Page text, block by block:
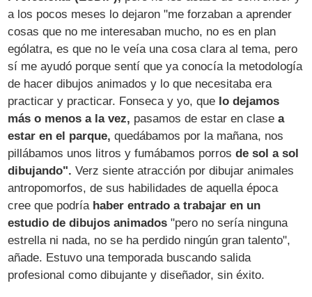
a los pocos meses lo dejaron "me forzaban a aprender
cosas que no me interesaban mucho, no es en plan
ególatra, es que no le veía una cosa clara al tema, pero
sí me ayudó porque sentí que ya conocía la metodología
de hacer dibujos animados y lo que necesitaba era
practicar y practicar. Fonseca y yo, que lo dejamos
más o menos a la vez, pasamos de estar en clasea
estar en el parque, quedábamos por la mañana, nos
pillábamos unos litros y fumábamos porrosde sol a sol
dibujando". Verz siente atracción por dibujar animales
antropomorfos, de sus habilidades de aquella época
cree que podría haber entrado a trabajar en un
estudio de dibujos animados "pero no sería ninguna
estrella ni nada, no se ha perdido ningún gran talento",
añade. Estuvo una temporada buscando salida
profesional como dibujante y diseñador, sin éxito.